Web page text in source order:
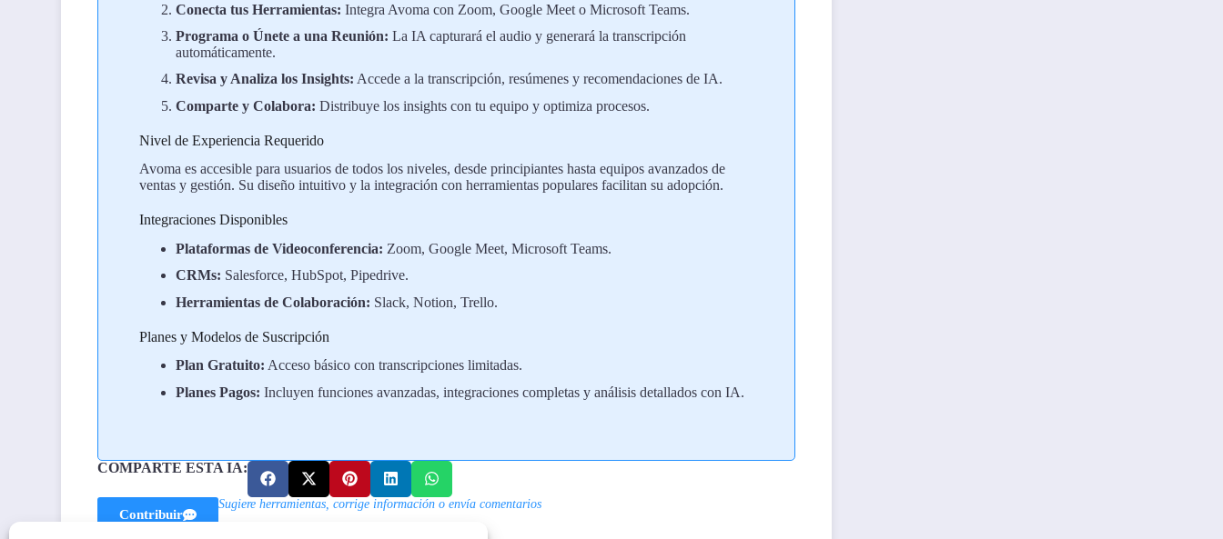
Conecta tus Herramientas: Integra Avoma con Zoom, Google Meet o Microsoft Teams.
Programa o Únete a una Reunión: La IA capturará el audio y generará la transcripción
automáticamente.
Revisa y Analiza los Insights: Accede a la transcripción, resúmenes y recomendaciones de IA.
Comparte y Colabora: Distribuye los insights con tu equipo y optimiza procesos.
Nivel de Experiencia Requerido
Avoma es accesible para usuarios de todos los niveles, desde principiantes hasta equipos avanzados de
ventas y gestión. Su diseño intuitivo y la integración con herramientas populares facilitan su adopción.
Integraciones Disponibles
Plataformas de Videoconferencia: Zoom, Google Meet, Microsoft Teams.
CRMs: Salesforce, HubSpot, Pipedrive.
Herramientas de Colaboración: Slack, Notion, Trello.
Planes y Modelos de Suscripción
Plan Gratuito: Acceso básico con transcripciones limitadas.
Planes Pagos: Incluyen funciones avanzadas, integraciones completas y análisis detallados con IA.
COMPARTE ESTA IA:
Contribuir
Sugiere herramientas, corrige información o envía comentarios